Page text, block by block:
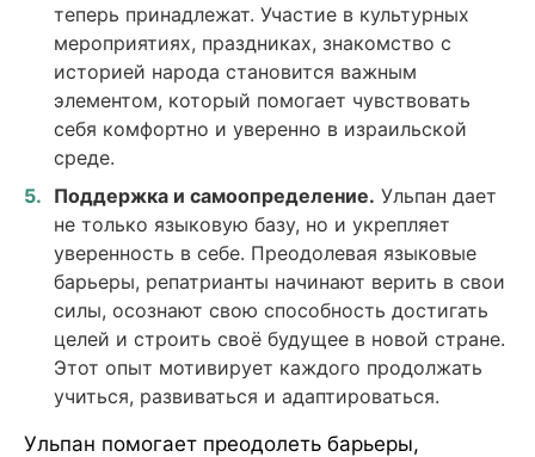
теперь принадлежат. Участие в культурных
мероприятиях, праздниках, знакомство с
историей народа становится важным
элементом, который помогает чувствовать
себя комфортно и уверенно в израильской
среде.
Поддержка и самоопределение. Ульпан дает
не только языковую базу, но и укрепляет
уверенность в себе. Преодолевая языковые
барьеры, репатрианты начинают верить в свои
силы, осознают свою способность достигать
целей и строить своё будущее в новой стране.
Этот опыт мотивирует каждого продолжать
учиться, развиваться и адаптироваться.
Ульпан помогает преодолеть барьеры,